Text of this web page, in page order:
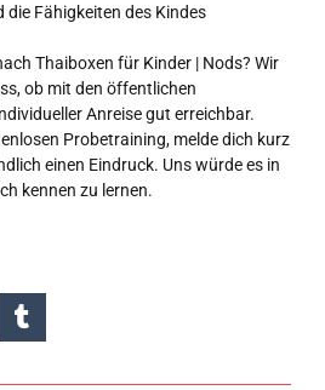
Fähigkeiten des Kindes
Thaiboxen für Kinder | Nods? Wir
ob mit den öffentlichen
Anreise gut erreichbar.
Probetraining, melde dich kurz
einen Eindruck. Uns würde es in
kennen zu lernen.